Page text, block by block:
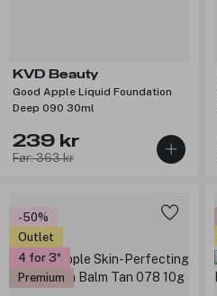
KVD Beauty
Good Apple Liquid Foundation
Deep 090 30ml
239 kr
Før: 363 kr
-50%
Outlet
4 for 3
Premium